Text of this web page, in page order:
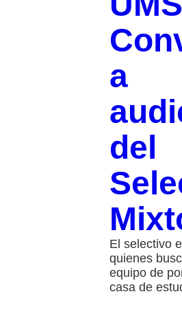
a
del
El selectivo
quienes
equipo de
casa de